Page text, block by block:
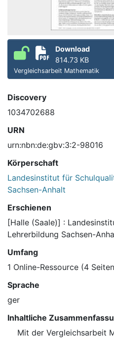
Download
814.73 KB
Vergleichsarbeit Mathematik
Discovery
1034702688
URN
urn:nbn:de:gbv:3:2-98016
Körperschaft
Landesinstitut für
Sachsen-Anhalt
Erschienen
[Halle (Saale)] :
Lehrerbildung Sachsen-
Umfang
1 Online-Ressource (4
Sprache
ger
Inhaltliche
Mit der Vergleichsarbeit